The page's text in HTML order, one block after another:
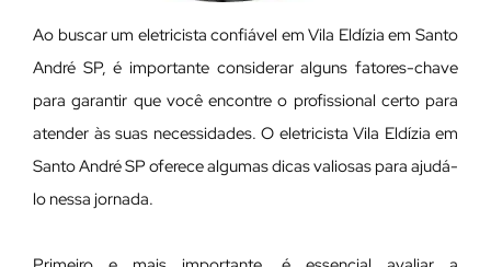
Ao buscar um eletricista confiável em Vila Eldízia em Santo
André SP, é importante considerar alguns fatores-chave
para garantir que você encontre o profissional certo para
atender às suas necessidades. O eletricista Vila Eldízia em
Santo André SP oferece algumas dicas valiosas para ajudá-
lo nessa jornada.